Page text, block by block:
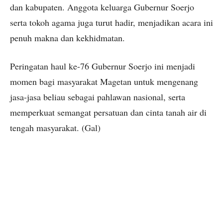
dan kabupaten. Anggota keluarga Gubernur Soerjo
serta tokoh agama juga turut hadir, menjadikan acara ini
penuh makna dan kekhidmatan.
Peringatan haul ke-76 Gubernur Soerjo ini menjadi
momen bagi masyarakat Magetan untuk mengenang
jasa-jasa beliau sebagai pahlawan nasional, serta
memperkuat semangat persatuan dan cinta tanah air di
tengah masyarakat. (Gal)